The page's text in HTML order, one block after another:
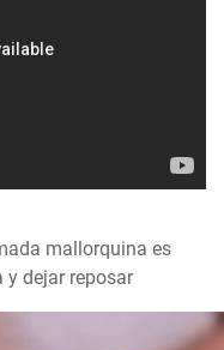
mallorquina es
y dejar reposar